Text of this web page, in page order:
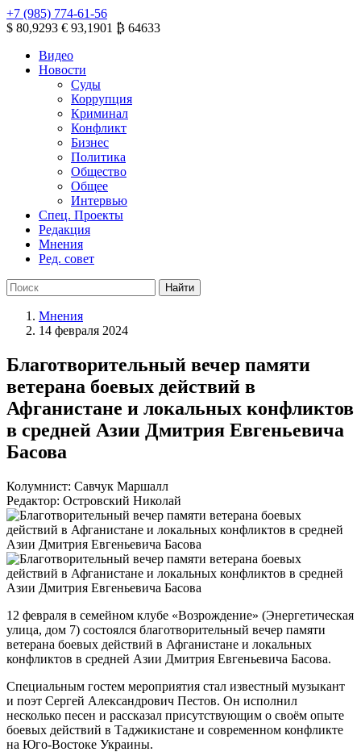
+7 (985) 774-61-56
$ 80,9293 € 93,1901 ₿ 64633
Видео
Новости
Суды
Коррупция
Криминал
Конфликт
Бизнес
Политика
Общество
Общее
Интервью
Спец. Проекты
Редакция
Мнения
Ред. совет
Мнения
14 февраля 2024
Благотворительный вечер памяти
ветерана боевых действий в
Афганистане и локальных конфликтов
в средней Азии Дмитрия Евгеньевича
Басова
Колумнист: Савчук Маршалл
Редактор: Островский Николай
12 февраля в семейном клубе «Возрождение» (Энергетическая
улица, дом 7) состоялся благотворительный вечер памяти
ветерана боевых действий в Афганистане и локальных
конфликтов в средней Азии Дмитрия Евгеньевича Басова.
Специальным гостем мероприятия стал известный музыкант
и поэт Сергей Александрович Пестов. Он исполнил
несколько песен и рассказал присутствующим о своём опыте
боевых действий в Таджикистане и современном конфликте
на Юго-Востоке Украины.